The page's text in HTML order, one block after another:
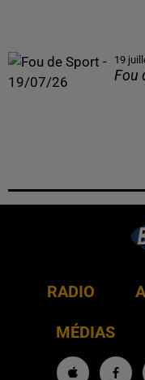
19
Fou
RADIO
MÉDIAS